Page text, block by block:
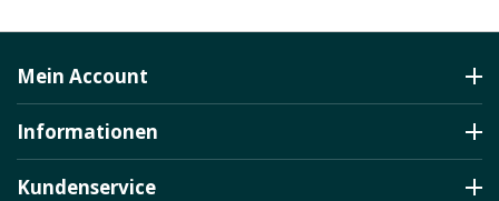
Mein Account
Informationen
Kundenservice